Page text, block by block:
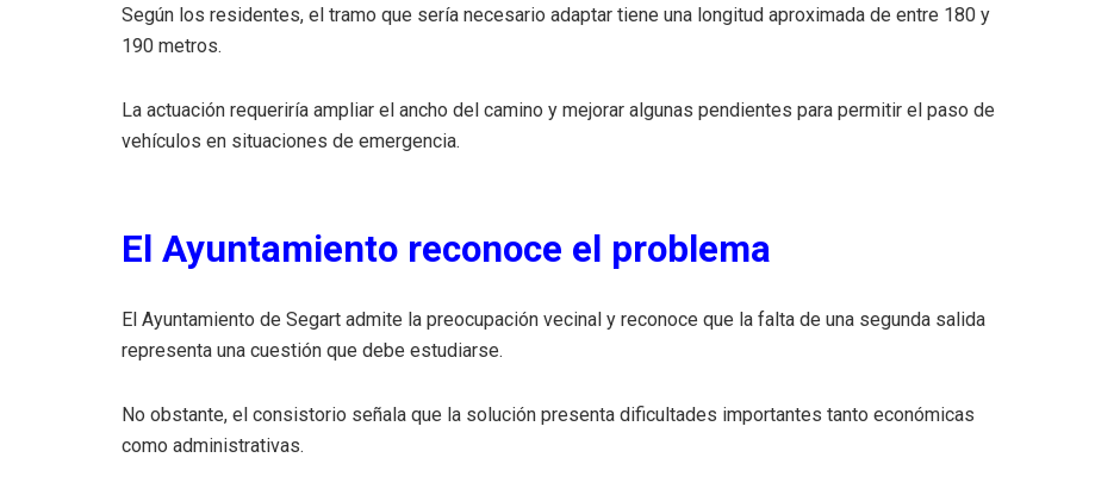
Según los residentes, el tramo que sería necesario adaptar tiene una longitud aproximada de entre 180 y
190 metros.
La actuación requeriría ampliar el ancho del camino y mejorar algunas pendientes para permitir el paso de
vehículos en situaciones de emergencia.
El Ayuntamiento reconoce el problema
El Ayuntamiento de Segart admite la preocupación vecinal y reconoce que la falta de una segunda salida
representa una cuestión que debe estudiarse.
No obstante, el consistorio señala que la solución presenta dificultades importantes tanto económicas
como administrativas.